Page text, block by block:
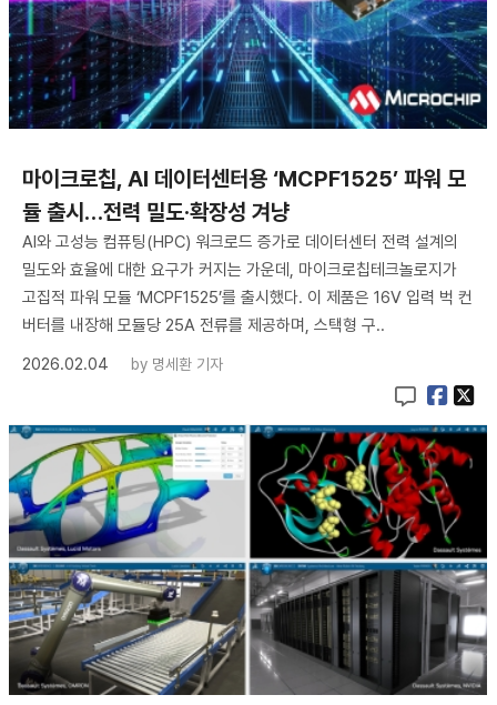
마이크로칩, AI 데이터센터용 ‘MCPF1525’ 파워 모
듈 출시…전력 밀도·확장성 겨냥
AI와 고성능 컴퓨팅(HPC) 워크로드 증가로 데이터센터 전력 설계의
밀도와 효율에 대한 요구가 커지는 가운데, 마이크로칩테크놀로지가
고집적 파워 모듈 ‘MCPF1525’를 출시했다. 이 제품은 16V 입력 벅 컨
버터를 내장해 모듈당 25A 전류를 제공하며, 스택형 구..
2026.02.04
by 명세환 기자